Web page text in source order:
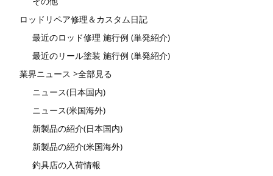
ロッドリペア修理＆カスタム日記
最近のロッド修理 施行例 (単発紹介)
最近のリール塗装 施行例 (単発紹介)
業界ニュース >全部見る
ニュース(日本国内)
ニュース(米国海外)
新製品の紹介(日本国内)
新製品の紹介(米国海外)
釣具店の入荷情報